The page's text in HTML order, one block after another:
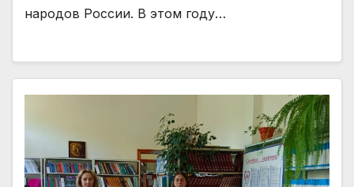
народов России. В этом году…